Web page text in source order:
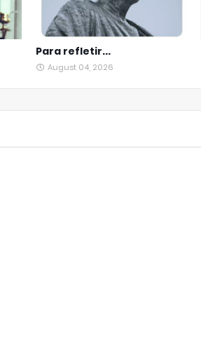
Para refletir...
August 04, 2026